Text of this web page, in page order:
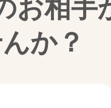
お相手
か？